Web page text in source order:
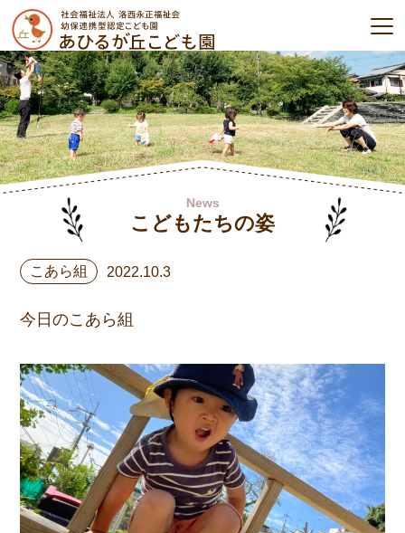
News
こどもたちの姿
こあら組 2022.10.3
今日のこあら組